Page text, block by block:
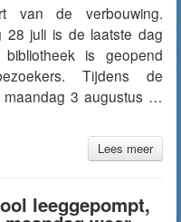
van de verbouwing.
28 juli is de laatste dag
is geopend
Tijdens de
maandag 3 augustus …
Lees meer
leeggepompt,